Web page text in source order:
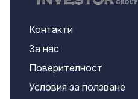
Контакти
За нас
Поверителност
Условия за ползване